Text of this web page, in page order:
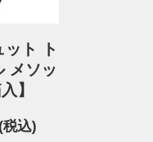
ト ト
メソッ
】
込)